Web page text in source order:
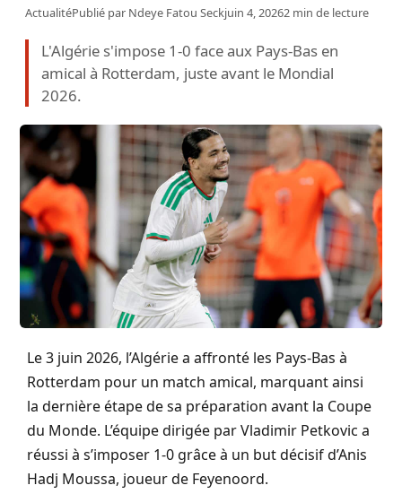
ActualitéPublié par Ndeye Fatou Seckjuin 4, 20262 min de lecture
L'Algérie s'impose 1-0 face aux Pays-Bas en
amical à Rotterdam, juste avant le Mondial
2026.
Le 3 juin 2026, l’Algérie a affronté les Pays-Bas à
Rotterdam pour un match amical, marquant ainsi
la dernière étape de sa préparation avant la Coupe
du Monde. L’équipe dirigée par Vladimir Petkovic a
réussi à s’imposer 1-0 grâce à un but décisif d’Anis
Hadj Moussa, joueur de Feyenoord.